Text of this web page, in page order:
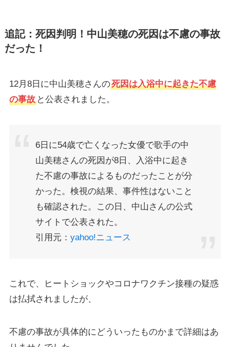
追記：死因判明！中山美穂の死因は不慮の事故
だった！
12月8日に中山美穂さんの死因は入浴中に起きた不慮
の事故と公表されました。
6日に54歳で亡くなった女優で歌手の中
山美穂さんの死因が8日、入浴中に起き
た不慮の事故によるものだったことが分
かった。検視の結果、事件性はないこと
も確認された。この日、中山さんの公式
サイトで公表された。
引用元： yahoo!ニュース
これで、ヒートショックやコロナワクチン接種の疑惑
は払拭されましたが、
不慮の事故が具体的にどういったものかまで詳細はあ